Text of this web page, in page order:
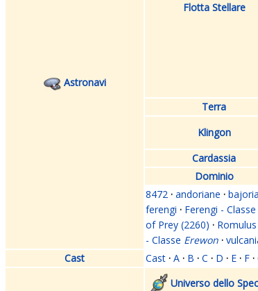
Astronavi
Flotta Stellare
Terra
Klingon
Cardassia
Dominio
8472 · andoriane ·
ferengi · Ferengi - Classe
of Prey (2260) ·
- Classe Erewon ·
Cast
Cast · A · B · C · D · E · F ·
Universo dello